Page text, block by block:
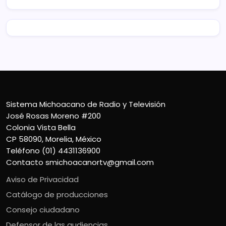
Sistema Michoacano de Radio y Televisión
José Rosas Moreno #200
Colonia Vista Bella
CP 58090, Morelia, México
Teléfono (01) 4431136900
Contacto smichoacanortv@gmail.com
Aviso de Privacidad
Catálogo de producciones
Consejo ciudadano